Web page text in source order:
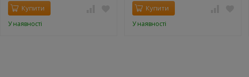
Купити
У наявності
Купити
У наявності